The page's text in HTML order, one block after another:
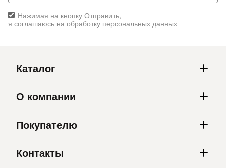
Нажимая на кнопку Отправить,
я соглашаюсь на обработку персональных данных
Каталог
О компании
Покупателю
Контакты